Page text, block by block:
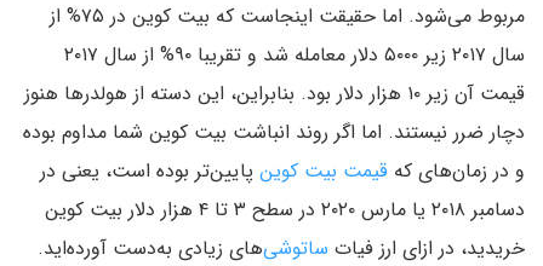
مربوط می‌شود. اما حقیقت اینجاست که بیت کوین در ۷۵% از
سال ۲۰۱۷ زیر ۵۰۰۰ دلار معامله شد و تقریبا ۹۰% از سال ۲۰۱۷
قیمت آن زیر ۱۰ هزار دلار بود. بنابراین، این دسته از هولدرها هنوز
دچار ضرر نیستند. اما اگر روند انباشت بیت کوین شما مداوم بوده
و در زمان‌های که قیمت بیت کوین پایین‌تر بوده است، یعنی در
دسامبر ۲۰۱۸ یا مارس ۲۰۲۰ در سطح ۳ تا ۴ هزار دلار بیت کوین
خریدید، در ازای ارز فیات ساتوشی‌های زیادی به‌دست آورده‌اید.